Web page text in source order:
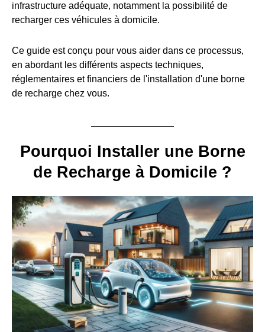
infrastructure adéquate, notamment la possibilité de
recharger ces véhicules à domicile.
Ce guide est conçu pour vous aider dans ce processus,
en abordant les différents aspects techniques,
réglementaires et financiers de l'installation d'une borne
de recharge chez vous.
Pourquoi Installer une Borne
de Recharge à Domicile ?